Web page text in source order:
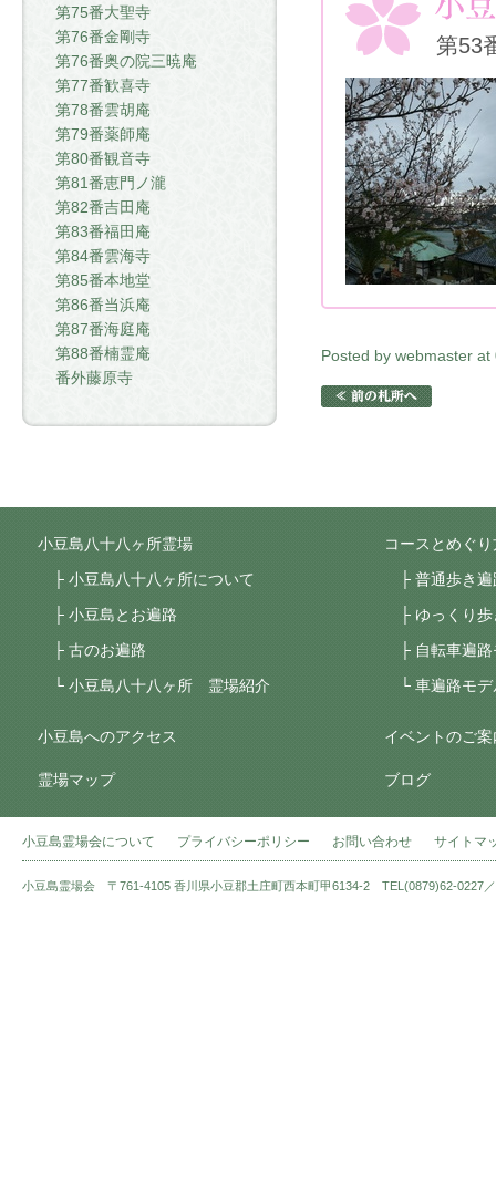
第53
Posted by webmaster at
第75番大聖寺
第76番金剛寺
第76番奥の院三暁庵
第77番歓喜寺
第78番雲胡庵
第79番薬師庵
第80番観音寺
第81番恵門ノ瀧
第82番吉田庵
第83番福田庵
第84番雲海寺
第85番本地堂
第86番当浜庵
第87番海庭庵
第88番楠霊庵
番外藤原寺
小豆島八十八ヶ所霊場
小豆島八十八ヶ所について
小豆島とお遍路
古のお遍路
小豆島八十八ヶ所 霊場紹介
小豆島へのアクセス
霊場マップ
コースとめぐ
普通歩き
ゆっくり
自転車遍
車遍路モ
イベントのご案
ブログ
小豆島霊場会について プライバシーポリシー お問い合わせ サイトマ
小豆島霊場会 〒761-4105 香川県小豆郡土庄町西本町甲6134-2 TEL(0879)62-0227／